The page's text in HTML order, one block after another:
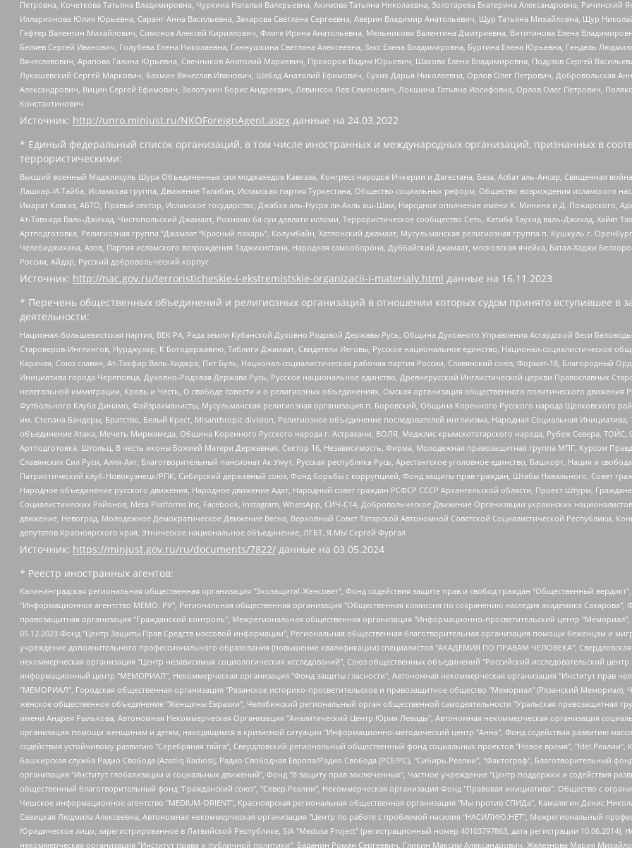
Петровна, Кочеткова Татьяна Владимировна, Чуркина Наталья Валерьевна, Акимова Татьяна Николаевна, Золотарева Екатерина Александровна,
Илларионова Юлия Юрьевна, Саранг Анна Васильевна, Захарова Светлана Сергеевна, Аверин Владимир Анатольевич, Щур Татьяна Михайловна, Щур
Гефтер Валентин Михайлович, Симонов Алексей Кириллович, Флиге Ирина Анатольевна, Мельникова Валентина Дмитриевна, Вититинова Елена
Беляев Сергей Иванович, Голубева Елена Николаевна, Ганнушкина Светлана Алексеевна, Закс Елена Владимировна, Буртина Елена Юрьевна, Гендель
Вячеславович, Арапова Галина Юрьевна, Свечников Анатолий Мариевич, Прохоров Вадим Юрьевич, Шахова Елена Владимировна, Подузов Сергей
Лукашевский Сергей Маркович, Бахмин Вячеслав Иванович, Шабад Анатолий Ефимович, Сухих Дарья Николаевна, Орлов Олег Петрович, Добровольская
Александрович, Вицин Сергей Ефимович, Золотухин Борис Андреевич, Левинсон Лев Семенович, Локшина Татьяна Иосифовна, Орлов Олег Петрович,
Константинович
Источник: http://unro.minjust.ru/NKOForeignAgent.aspx данные на 24.03.2022
* Единый федеральный список организаций, в том числе иностранных и международных организаций, признанных в
террористическими:
Высший военный Маджлисуль Шура Объединенных сил моджахедов Кавказа, Конгресс народов Ичкерии и Дагестана, База, Асбат аль-Ансар, Священная
Лашкар-И-Тайба, Исламская группа, Движение Талибан, Исламская партия Туркестана, Общество социальных реформ, Общество возрождения исламского
Имарат Кавказ, АБТО, Правый сектор, Исламское государство, Джабха аль-Нусра ли-Ахль аш-Шам, Народное ополчение имени К. Минина и Д. Пожарского,
Ат-Тавхида Валь-Джихад, Чистопольский Джамаат, Рохнамо ба суи давлати исломи, Террористическое сообщество Сеть, Катиба Таухид валь-Джихад,
Артподготовка, Религиозная группа “Джамаат “Красный пахарь”, Колумбайн, Хатлонский джамаат, Мусульманская религиозная группа п. Кушкуль г.
Челебиджихана, Азов, Партия исламского возрождения Таджикистана, Народная самооборона, Дуббайский джамаат, московская ячейка, Батал-Хаджи
России, Айдар, Русский добровольческий корпус
Источник: http://nac.gov.ru/terroristicheskie-i-ekstremistskie-organizacii-i-materialy.html данные на 16.11.2023
* Перечень общественных объединений и религиозных организаций в отношении которых судом принято вступившее в
деятельности:
Национал-большевистская партия, ВЕК РА, Рада земли Кубанской Духовно Родовой Державы Русь, Община Духовного Управления Асгардской Веси
Староверов-Инглингов, Нурджулар, К Богодержавию, Таблиги Джамаат, Свидетели Иеговы, Русское национальное единство, Национал-социалистическое
Карачая, Союз славян, Ат-Такфир Валь-Хиджра, Пит Буль, Национал-социалистическая рабочая партия России, Славянский союз, Формат-18, Благородный
Инициатива города Череповца, Духовно-Родовая Держава Русь, Русское национальное единство, Древнерусской Инглистической церкви Православных
нелегальной иммиграции, Кровь и Честь, О свободе совести и о религиозных объединениях, Омская организация общественного политического движения
Футбольного Клуба Динамо, Файзрахманисты, Мусульманская религиозная организация п. Боровский, Община Коренного Русского народа Щелковского
им. Степана Бандеры, Братство, Белый Крест, Misanthropic division, Религиозное объединение последователей инглиизма, Народная Социальная
объединение Атака, Мечеть Мирмамеда, Община Коренного Русского народа г. Астрахани, ВОЛЯ, Меджлис крымскотатарского народа, Рубеж Севера, ТОЙС,
Артподготовка, Штольц, В честь иконы Божией Матери Державная, Сектор 16, Независимость, Фирма, Молодежная правозащитная группа МПГ, Курсом
Славянских Сил Руси, Алля-Аят, Благотворительный пансионат Ак Умут, Русская республика Русь, Арестантское уголовное единство, Башкорт, Нация и
Патриотический клуб-Новокузнецк/РПК, Сибирский державный союз, Фонд борьбы с коррупцией, Фонд защиты прав граждан, Штабы Навального, Совет
Народное объединение русского движения, Народное движение Адат, Народный совет граждан РСФСР СССР Архангельской области, Проект Штурм,
Социалистических Районов, Meta Platforms Inc, Facebook, Instagram, WhatsApp, СИЧ-С14, Добровольческое Движение Организации украинских
движение, Невоград, Молодежное Демократическое Движение Весна, Верховный Совет Татарской Автономной Советской Социалистической Республики,
депутатов Красноярского края, Этническое национальное объединение, ЛГБТ, Я.МЫ Сергей Фургал
Источник: https://minjust.gov.ru/ru/documents/7822/ данные на 03.05.2024
* Реестр иностранных агентов:
Калининградская региональная общественная организация "Экозащита!-Женсовет", Фонд содействия защите прав и свобод граждан "Общественный вердикт", Фонд "Институт Развития Свободы Информации", Частное учреждение "Информационное агентство МЕМО. РУ", Региональная общественная организация "Общественная комиссия по сохранению наследия академика Сахарова", Фонд поддержки свободы прессы, Санкт-Петербургская общественная правозащитная организация "Гражданский контроль", Межрегиональная общественная организация "Информационно-просветительский центр "Мемориал", Региональный Фонд "Центр Защиты Прав Средств Массовой Информации", с 05.12.2023 Фонд "Центр Защиты Прав Средств массовой информации", Региональная общественная благотворительная организация помощи беженцам и мигрантам "Гражданское содействие", Негосударственное образовательное учреждение дополнительного профессионального образования (повышение квалификации) специалистов "АКАДЕМИЯ ПО ПРАВАМ ЧЕЛОВЕКА", Свердловская региональная общественная организация "Сутяжник", Автономная некоммерческая организация "Центр независимых социологических исследований", Союз общественных объединений "Российский исследовательский центр по правам человека", Региональное общественное учреждение научно-информационный центр "МЕМОРИАЛ", Некоммерческая организация "Фонд защиты гласности", Автономная некоммерческая организация "Институт прав человека", Городская общественная организация "Екатеринбургское общество "МЕМОРИАЛ", Городская общественная организация "Рязанское историко-просветительское и правозащитное общество "Мемориал" (Рязанский Мемориал), Челябинский региональный орган общественной самодеятельности – женское общественное объединение "Женщины Евразии", Челябинский региональный орган общественной самодеятельности "Уральская правозащитная группа", Фонд содействия защите здоровья и социальной справедливости имени Андрея Рылькова, Автономная Некоммерческая Организация "Аналитический Центр Юрия Левады", Автономная некоммерческая организация социальной поддержки населения "Проект Апрель", Региональная общественная организация помощи женщинам и детям, находящимся в кризисной ситуации "Информационно-методический центр "Анна", Фонд содействия развитию массовых коммуникаций и правовому просвещению "Так-так-Так", Фонд содействия устойчивому развитию "Серебряная тайга", Свердловский региональный общественный фонд социальных проектов "Новое время", "Idel.Реалии", Кавказ.Реалии, Крым.Реалии, Телеканал Настоящее Время, Татаро-башкирская служба Радио Свобода (Azatliq Radiosi), Радио Свободная Европа/Радио Свобода (PCE/PC), "Сибирь.Реалии", "Фактограф", Благотворительный фонд помощи осужденным и их семьям, Автономная некоммерческая организация "Институт глобализации и социальных движений", Фонд "В защиту прав заключенных", Частное учреждение "Центр поддержки и содействия развитию средств массовой информации", Пензенский региональный общественный благотворительный фонд "Гражданский союз", "Север.Реалии", Некоммерческая организация Фонд "Правовая инициатива", Общество с ограниченной ответственностью "Радио Свободная Европа/Радио Свобода", Чешское информационное агентство "MEDIUM-ORIENT", Красноярская региональная общественная организация "Мы против СПИДа", Камалягин Денис Николаевич, Маркелов Сергей Евгеньевич, Пономарев Лев Александрович, Савицкая Людмила Алексеевна, Автономная некоммерческая организация "Центр по работе с проблемой насилия "НАСИЛИЮ.НЕТ", Межрегиональный профессиональный союз работников здравоохранения "Альянс врачей", Юридическое лицо, зарегистрированное в Латвийской Республике, SIA "Medusa Project" (регистрационный номер 40103797863, дата регистрации 10.06.2014), Некоммерческая организация "Фонд по борьбе с коррупцией", Автономная некоммерческая организация "Институт права и публичной политики", Баданин Роман Сергеевич, Гликин Максим Александрович, Железнова Мария Михайловна, Лукьянова Юлия Сергеевна, Маетная Елизавета Витальевна, Маняхин Петр Борисович, Чуракова Ольга Владимировна, Ярош Юлия Петровна, Юридическое лицо "The Insider SIA", зарегистрированное в Риге, Латвийская Республика (дата регистрации 26.06.2015), являющееся администратором доменного имени интернет-издания "The Insider SIA", https://theins.ru, Постернак Алексей Евгеньевич, Рубин Михаил Аркадьевич, Анин Роман Александрович, Юридическое лицо Istories fonds, зарегистрированное в Латвийской Республике (регистрационный номер 50008295751, дата регистрации 24.02.2020), Великовский Дмитрий Александрович, Долинина Ирина Николаевна, Мароховская Алеся Алексеевна, Шлейнов Роман Юрьевич, Шмагун Олеся Валентиновна, Общество с ограниченной ответственностью "Альтаир 2021", Общество с ограниченной ответственностью "Вега 2021", Общество с ограниченной ответственностью "Главный редактор 2021", Общество с ограниченной ответственностью "Ромашки монолит", Важенков Артем Валерьевич, Ивановская областная общественная организация "Центр гендерных исследований", Гурман Юрий Альбертович, Медиапроект "ОВД-Инфо", Егоров Владимир Владимирович, Жилинский Владимир Александрович, Общество с ограниченной ответственностью "ЗП", Иванова София Юрьевна, Карезина Инна Павловна, Кильтау Екатерина Викторовна, Петров Алексей Викторович, Пискунов Сергей Евгеньевич, Смирнов Сергей Сергеевич, Тихонов Михаил Сергеевич, Общество с ограниченной ответственностью "ЖУРНАЛИСТ-ИНОСТРАННЫЙ АГЕНТ", Арапова Галина Юрьевна, Вольтская Татьяна Анатольевна, Американская компания "Mason G.E.S. Anonymous Foundation" (США), являющаяся владельцем интернет-издания https://mnews.world/, Компания "Stichting Bellingcat", зарегистрированная в Нидерландах (дата регистрации 11.07.2018), Захаров Андрей Вячеславович, Клепиковская Екатерина Дмитриевна, Общество с ограниченной ответственностью "МЕМО", Перл Роман Александрович, Симонов Евгений Алексеевич, Соловьева Елена Анатольевна, Сотников Даниил Владимирович, Сурначева Елизавета Дмитриевна, Автономная некоммерческая организация по защите прав человека и информированию населения "Якутия – Наше Мнение", Общество с ограниченной ответственностью "Москоу диджитал медиа", с 26.01.2023 Общество с ограниченной ответственностью "Чайка Белые сады", Ветошкина Валерия Валерьевна, Заговора Максим Александрович, Межрегиональное общественное движение "Российская ЛГБТ - сеть", Оленичев Максим Владимирович, Павлов Иван Юрьевич, Скворцова Елена Сергеевна, Общество с ограниченной ответственностью "Как бы инагент", Кочетков Игорь Викторович, Общество с ограниченной ответственностью "Честные выборы", Еланчик Олег Александрович, Общество с ограниченной ответственностью "Нобелевский призыв", Гималова Регина Эмилевна, Григорьев Андрей Валерьевич, Григорьева Алина Александровна, Ассоциация по содействию защите прав призывников, альтернативнослужащих и военнослужащих "Правозащитная группа "Гражданин.Армия.Право", Хисамова Регина Фаритовна,